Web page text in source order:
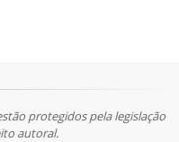
protegidos pela legislação
autoral.